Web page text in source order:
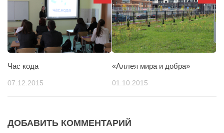
Час кода
07.12.2015
«Аллея мира и добра»
01.10.2015
ДОБАВИТЬ КОММЕНТАРИЙ